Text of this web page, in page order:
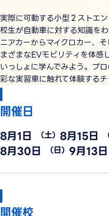
実際に可動する⼩型２ストエ
校⽣が⾃動⾞に対する知識を
ニアカーからマイクロカー、
まざまなEVモビリティを体感
いっしょに学んでみよう。プ
彩な実習⾞に触れて体験するチ
開催日
8月1日 （土） 8月15日
8月30日 （日）9月13日